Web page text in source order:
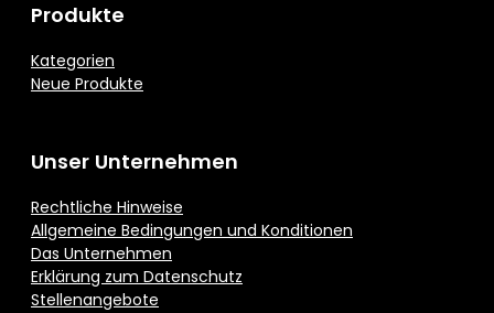
Produkte
Kategorien
Neue Produkte
Unser Unternehmen
Rechtliche Hinweise
Allgemeine Bedingungen und Konditionen
Das Unternehmen
Erklärung zum Datenschutz
Stellenangebote